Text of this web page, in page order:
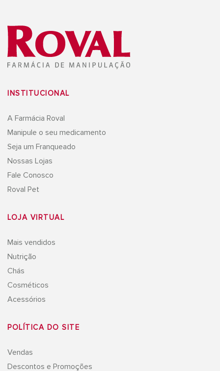
INSTITUCIONAL
A Farmácia Roval
Manipule o seu medicamento
Seja um Franqueado
Nossas Lojas
Fale Conosco
Roval Pet
LOJA VIRTUAL
Mais vendidos
Nutrição
Chás
Cosméticos
Acessórios
POLÍTICA DO SITE
Vendas
Descontos e Promoções